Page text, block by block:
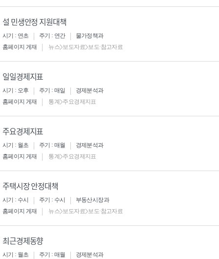
설 민생안정 지원대책
시기 : 연초 주기 : 연간
물가정책과
홈페이지 게재
뉴스>보도자료>보도·참고자료
일일경제지표
시기 : 오후 주기 : 매일
경제분석과
홈페이지 게재
통계>주요경제지표
주요경제지표
시기 : 월초 주기 : 매월
경제분석과
홈페이지 게재
통계>주요경제지표
주택시장 안정대책
시기 : 수시 주기 : 수시
부동산시장과
홈페이지 게재
뉴스>보도자료>보도·참고자료
최근경제동향
시기 : 월초 주기 : 매월
경제분석과